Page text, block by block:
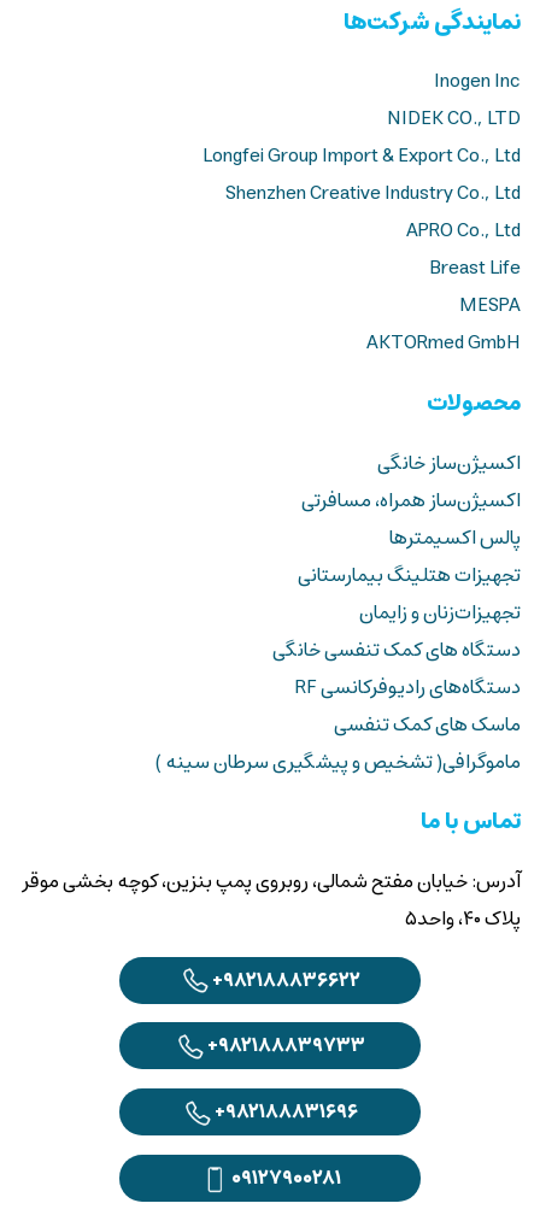
نمایندگی شرکت‌ها
Inogen Inc
NIDEK CO., LTD
Longfei Group Import & Export Co., Ltd
Shenzhen Creative Industry Co., Ltd
APRO Co., Ltd
Breast Life
MESPA
AKTORmed GmbH
محصولات
اکسیژن‌ساز خانگی
اکسیژن‌ساز همراه، مسافرتی
پالس اکسیمترها
تجهیزات هتلینگ بیمارستانی
تجهیزات‌زنان و زایمان
دستگاه های کمک تنفسی خانگی
ماسک های کمک تنفسی
ماموگرافی( تشخیص و پیشگیری سرطان سینه )
تماس با ما
آدرس: خیابان مفتح شمالی، روبروی پمپ بنزین، کوچه بخشی موقر
پلاک ۴۰، واحد۵
+۹۸۲۱۸۸۸۳۶۶۲۲
+۹۸۲۱۸۸۸۳۹۷۳۳
+۹۸۲۱۸۸۸۳۱۶۹۶
۰۹۱۲۷۹۰۰۲۸۱